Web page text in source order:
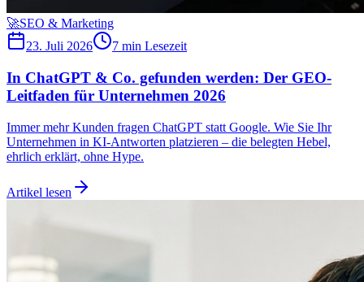
🚀SEO & Marketing
23. Juli 2026
7 min Lesezeit
In ChatGPT & Co. gefunden werden: Der GEO-
Leitfaden für Unternehmen 2026
Immer mehr Kunden fragen ChatGPT statt Google. Wie Sie Ihr
Unternehmen in KI-Antworten platzieren – die belegten Hebel,
ehrlich erklärt, ohne Hype.
Artikel lesen